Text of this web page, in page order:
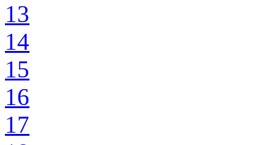
13
14
15
16
17